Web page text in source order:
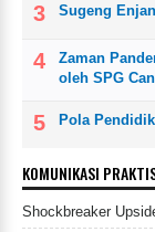
Sugeng
Zaman
oleh SPG
Pola
KOMUNIKASI
Shockbreaker